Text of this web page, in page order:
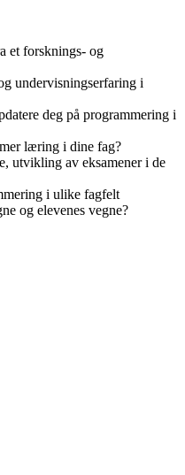
et forsknings- og
undervisningserfaring i
deg på programmering i
læring i dine fag?
utvikling av eksamener i de
i ulike fagfelt
og elevenes vegne?